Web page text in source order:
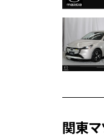
関東マ